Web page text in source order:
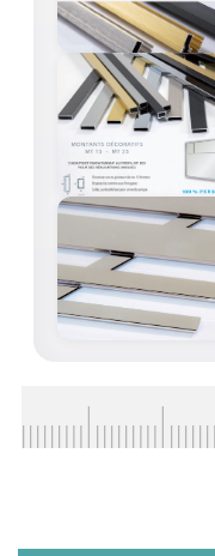
BARRES DE
JOINTS
FIXATION
SYSTÈMES
SYSTÈMES
LE CATALOGUE
EXEMPLES,